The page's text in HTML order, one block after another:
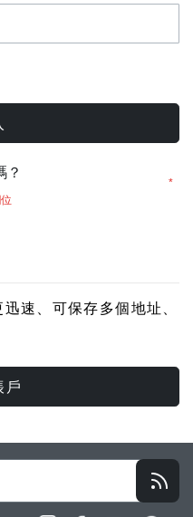
？
速、可保存多個地址、
戶